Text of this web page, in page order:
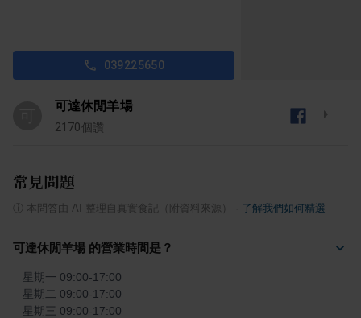
039225650
可達休閒羊場
2170個讚
常見問題
本問答由 AI 整理自真實食記（附資料來源） 了解我們如何精選
可達休閒羊場 的營業時間是？
星期一 09:00-17:00
星期二 09:00-17:00
星期三 09:00-17:00